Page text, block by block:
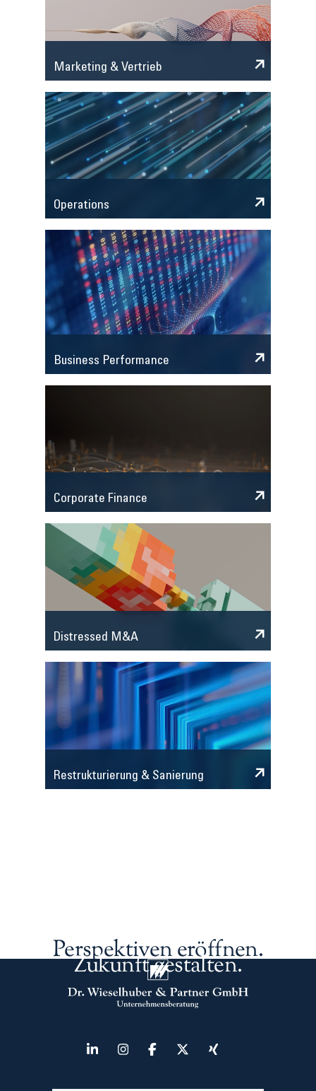
Marketing & Vertrieb
Operations
Business Performance
Corporate Finance
Distressed M&A
Restrukturierung & Sanierung
Perspektiven eröffnen.
Zukunft gestalten.